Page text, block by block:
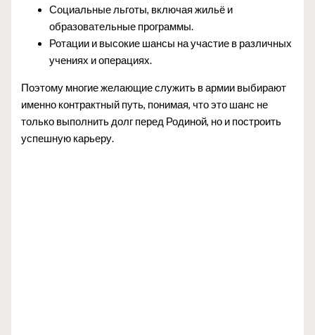
Социальные льготы, включая жильё и
образовательные программы.
Ротации и высокие шансы на участие в различных
учениях и операциях.
Поэтому многие желающие служить в армии выбирают
именно контрактный путь, понимая, что это шанс не
только выполнить долг перед Родиной, но и построить
успешную карьеру.